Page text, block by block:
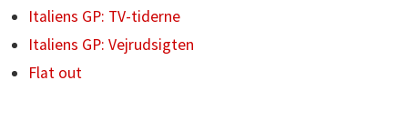
Italiens GP: TV-tiderne
Italiens GP: Vejrudsigten
Flat out